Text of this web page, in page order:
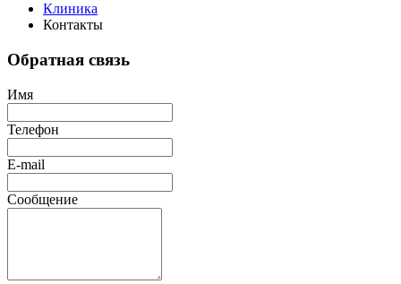
Клиника
Контакты
Обратная связь
Имя
Телефон
E-mail
Сообщение